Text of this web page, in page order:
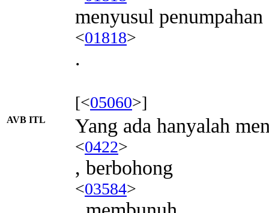
menyusul penumpahan
<01818>
.
[<05060>]
AVB ITL Yang ada hanyalah
<0422>
, berbohong
<03584>